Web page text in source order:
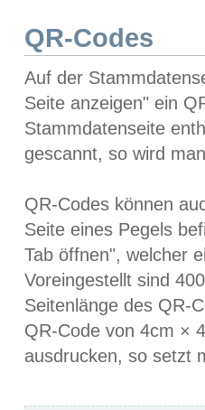
QR-Codes
Auf der
Seite anzeigen" ein
Stammdatenseite
gescannt, so wird
QR-Codes können
Seite eines Pegels
Tab öffnen", welcher
Voreingestellt sind
Seitenlänge des QR-
QR-Code von 4cm ×
ausdrucken, so setzt